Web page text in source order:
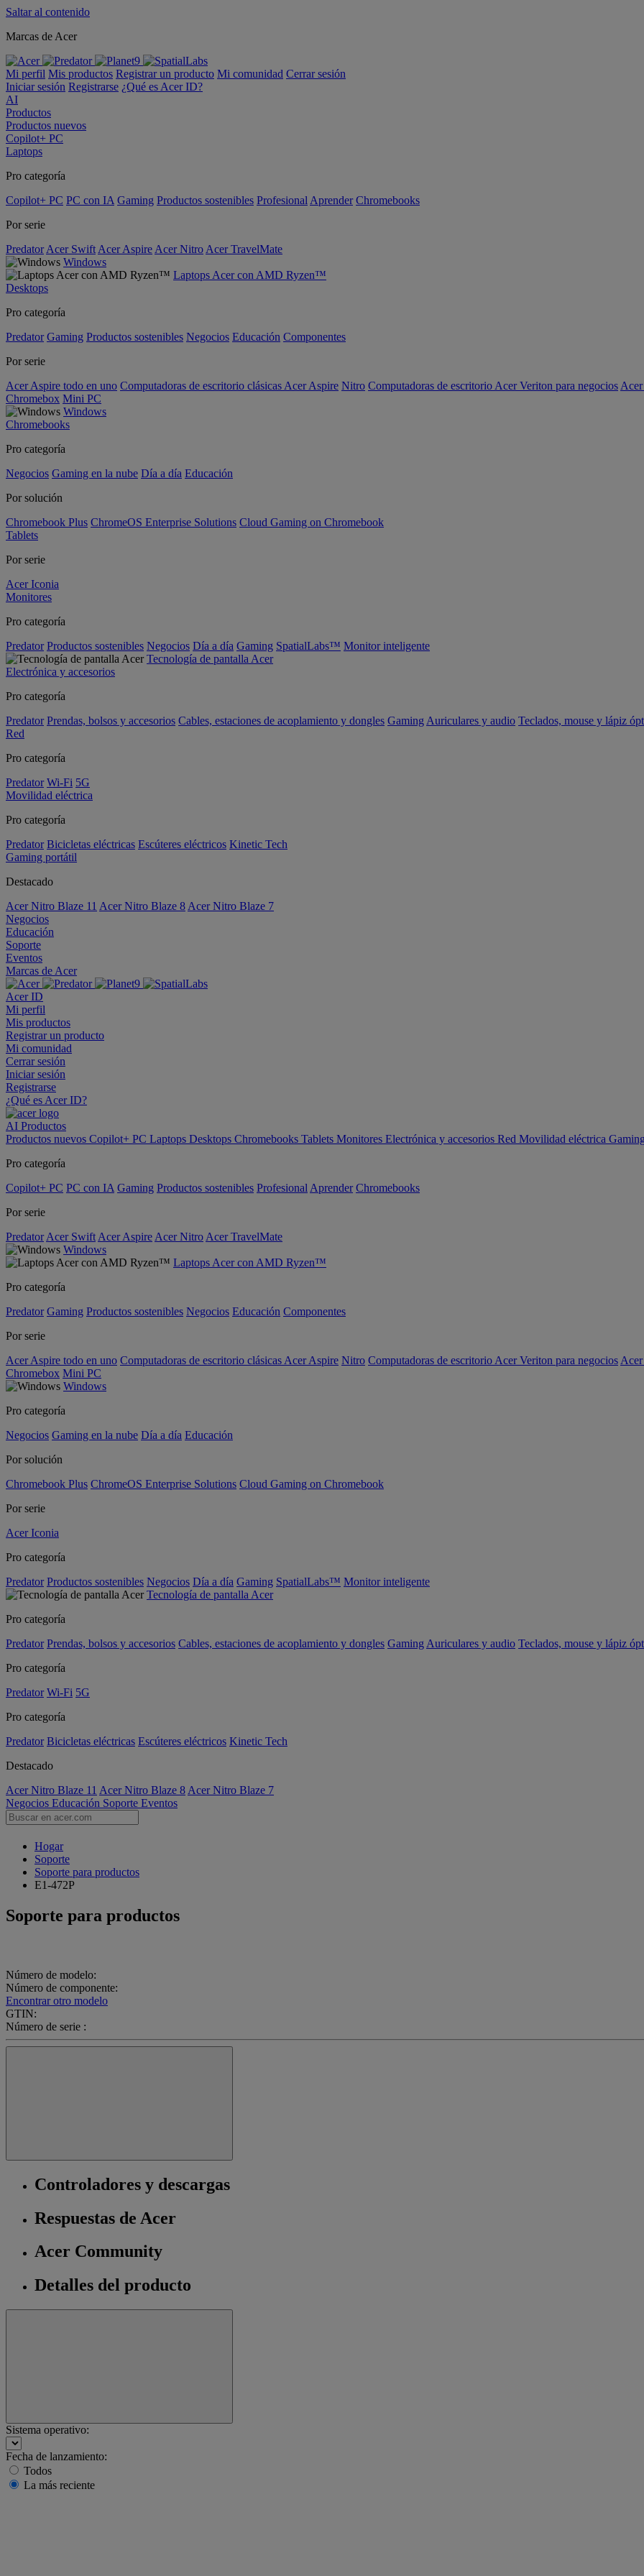
Saltar al contenido
Marcas de Acer
Mi perfil Mis productos Registrar un producto Mi comunidad Cerrar sesión
Iniciar sesión Registrarse ¿Qué es Acer ID?
AI
Productos
Productos nuevos
Copilot+ PC
Laptops
Pro categoría
Copilot+ PC PC con IA Gaming Productos sostenibles Profesional Aprender Chromebooks
Por serie
Predator Acer Swift Acer Aspire Acer Nitro Acer TravelMate
Windows
Laptops Acer con AMD Ryzen™
Desktops
Pro categoría
Predator Gaming Productos sostenibles Negocios Educación Componentes
Por serie
Acer Aspire todo en uno Computadoras de escritorio clásicas Acer Aspire Nitro Computadoras de escritorio Acer Veriton para negocios
Chromebox Mini PC
Windows
Chromebooks
Pro categoría
Negocios Gaming en la nube Día a día Educación
Por solución
Chromebook Plus ChromeOS Enterprise Solutions Cloud Gaming on Chromebook
Tablets
Por serie
Acer Iconia
Monitores
Pro categoría
Predator Productos sostenibles Negocios Día a día Gaming SpatialLabs™ Monitor inteligente
Tecnología de pantalla Acer
Electrónica y accesorios
Pro categoría
Predator Prendas, bolsos y accesorios Cables, estaciones de acoplamiento y dongles Gaming Auriculares y audio Teclados, mouse y lápiz
Red
Pro categoría
Predator Wi-Fi 5G
Movilidad eléctrica
Pro categoría
Predator Bicicletas eléctricas Escúteres eléctricos Kinetic Tech
Gaming portátil
Destacado
Acer Nitro Blaze 11 Acer Nitro Blaze 8 Acer Nitro Blaze 7
Negocios
Educación
Soporte
Eventos
Marcas de Acer
Acer ID
Mi perfil
Mis productos
Registrar un producto
Mi comunidad
Cerrar sesión
Iniciar sesión
Registrarse
¿Qué es Acer ID?
AI Productos
Productos nuevos Copilot+ PC Laptops Desktops Chromebooks Tablets Monitores Electrónica y accesorios Red Movilidad eléctrica
Pro categoría
Copilot+ PC PC con IA Gaming Productos sostenibles Profesional Aprender Chromebooks
Por serie
Predator Acer Swift Acer Aspire Acer Nitro Acer TravelMate
Windows
Laptops Acer con AMD Ryzen™
Pro categoría
Predator Gaming Productos sostenibles Negocios Educación Componentes
Por serie
Acer Aspire todo en uno Computadoras de escritorio clásicas Acer Aspire Nitro Computadoras de escritorio Acer Veriton para negocios
Chromebox Mini PC
Windows
Pro categoría
Negocios Gaming en la nube Día a día Educación
Por solución
Chromebook Plus ChromeOS Enterprise Solutions Cloud Gaming on Chromebook
Por serie
Acer Iconia
Pro categoría
Predator Productos sostenibles Negocios Día a día Gaming SpatialLabs™ Monitor inteligente
Tecnología de pantalla Acer
Pro categoría
Predator Prendas, bolsos y accesorios Cables, estaciones de acoplamiento y dongles Gaming Auriculares y audio Teclados, mouse y lápiz
Pro categoría
Predator Wi-Fi 5G
Pro categoría
Predator Bicicletas eléctricas Escúteres eléctricos Kinetic Tech
Destacado
Acer Nitro Blaze 11 Acer Nitro Blaze 8 Acer Nitro Blaze 7
Negocios Educación Soporte Eventos
Hogar
Soporte
Soporte para productos
E1-472P
Soporte para productos
Número de modelo:
Número de componente:
Encontrar otro modelo
GTIN:
Número de serie :
Controladores y descargas
Respuestas de Acer
Acer Community
Detalles del producto
Sistema operativo:
Fecha de lanzamiento:
Todos
La más reciente